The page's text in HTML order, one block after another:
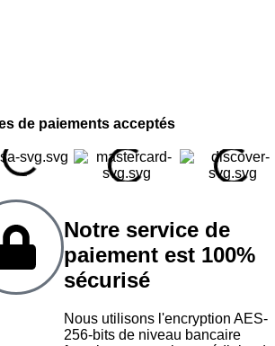
de paiements acceptés
Notre service de
paiement est 100%
sécurisé
Nous utilisons l'encryption AES-
256-bits de niveau bancaire